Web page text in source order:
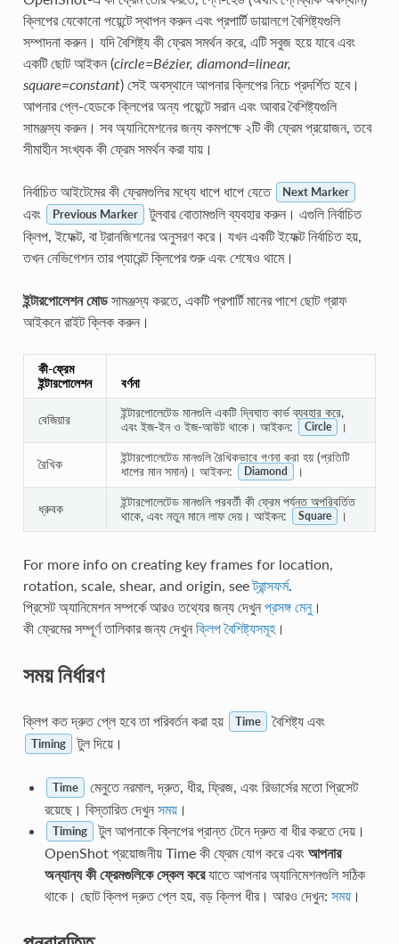
ক্লিপের যেকোনো পয়েন্টে স্থাপন করুন এবং প্রপার্টি ডায়ালগে বৈশিষ্ট্যগুলি
সম্পাদনা করুন। যদি বৈশিষ্ট্য কী ফ্রেম সমর্থন করে, এটি সবুজ হয়ে যাবে এবং
একটি ছোট আইকন (circle=Bézier, diamond=linear,
square=constant) সেই অবস্থানে আপনার ক্লিপের নিচে প্রদর্শিত হবে।
আপনার প্লে-হেডকে ক্লিপের অন্য পয়েন্টে সরান এবং আবার বৈশিষ্ট্যগুলি
সামঞ্জস্য করুন। সব অ্যানিমেশনের জন্য কমপক্ষে ২টি কী ফ্রেম প্রয়োজন, তবে
সীমাহীন সংখ্যক কী ফ্রেম সমর্থন করা যায়।
নির্বাচিত আইটেমের কী ফ্রেমগুলির মধ্যে ধাপে ধাপে যেতে Next Marker
এবং Previous Marker
টুলবার বোতামগুলি ব্যবহার করুন। এগুলি নির্বাচিত
ক্লিপ, ইফেক্ট, বা ট্রানজিশনের অনুসরণ করে। যখন একটি ইফেক্ট নির্বাচিত হয়,
তখন নেভিগেশন তার প্যারেন্ট ক্লিপের শুরু এবং শেষেও থামে।
ইন্টারপোলেশন মোডসামঞ্জস্য করতে, একটি প্রপার্টি মানের পাশে ছোট গ্রাফ
আইকনে রাইট ক্লিক করুন।
কী-ফ্রেম
ইন্টারপোলেশন
বর্ণনা
বেজিয়ার
ইন্টারপোলেটেড মানগুলি একটি দ্বিঘাত কার্ভ ব্যবহার করে,
এবং ইজ-ইন ও ইজ-আউট থাকে। আইকন:
Circle ।
রৈখিক
ইন্টারপোলেটেড মানগুলি রৈখিকভাবে গণনা করা হয় (প্রতিটি
ধাপের মান সমান)। আইকন:
Diamond ।
ধ্রুবক
ইন্টারপোলেটেড মানগুলি পরবর্তী কী ফ্রেম পর্যন্ত অপরিবর্তিত
থাকে, এবং নতুন মানে লাফ দেয়। আইকন:
Square ।
For more info on creating key frames for location,
rotation, scale, shear, and origin, seeট্রান্সফর্ম.
প্রিসেট অ্যানিমেশন সম্পর্কে আরও তথ্যের জন্য দেখুন প্রসঙ্গ মেনু।
কী ফ্রেমের সম্পূর্ণ তালিকার জন্য দেখুন ক্লিপ বৈশিষ্ট্যসমূহ।
সময় নির্ধারণ
ক্লিপ কত দ্রুত প্লে হবে তা পরিবর্তন করা হয় Time বৈশিষ্ট্য এবং
Timing টুল দিয়ে।
Time
মেনুতে নরমাল, দ্রুত, ধীর, ফ্রিজ, এবং রিভার্সের মতো প্রিসেট
রয়েছে। বিস্তারিত দেখুন সময়।
Timing
টুল আপনাকে ক্লিপের প্রান্ত টেনে দ্রুত বা ধীর করতে দেয়।
OpenShot প্রয়োজনীয় Time কী ফ্রেম যোগ করে এবং আপনার
অন্যান্য কী ফ্রেমগুলিকে স্কেল করেযাতে আপনার অ্যানিমেশনগুলি সঠিক
থাকে। ছোট ক্লিপ দ্রুত প্লে হয়, বড় ক্লিপ ধীর। আরও দেখুন: সময়।